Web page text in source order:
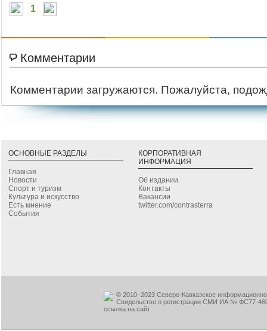
1
Комментарии
Комментарии загружаются. Пожалуйста,
ОСНОВНЫЕ РАЗДЕЛЫ
Главная
Новости
Спорт и туризм
Культура и искусство
Есть мнение
События
КОРПОРАТИВНАЯ
ИНФОРМАЦИЯ
Об издании
Контакты
Вакансии
twitter.com/contrasterra
© 2010–2023 Северо-Кавказское
Свидельство о регистрации СМИ ИА № ФС77-
ссылка на сайт